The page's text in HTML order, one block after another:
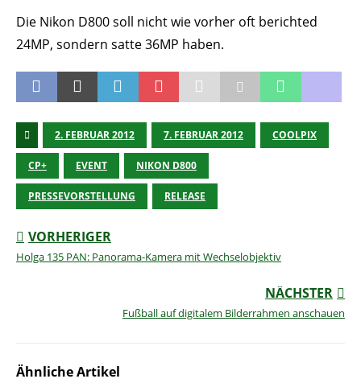
Die Nikon D800 soll nicht wie vorher oft berichted
24MP, sondern satte 36MP haben.
2. FEBRUAR 2012 7. FEBRUAR 2012 COOLPIX
CP+ EVENT NIKON D800
PRESSEVORSTELLUNG RELEASE
VORHERIGER
Holga 135 PAN: Panorama-Kamera mit Wechselobjektiv
NÄCHSTER
Fußball auf digitalem Bilderrahmen anschauen
Ähnliche Artikel